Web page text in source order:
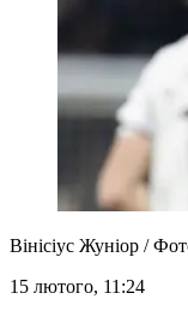
Вінісіус Жуніор /
15 лютого, 11:24